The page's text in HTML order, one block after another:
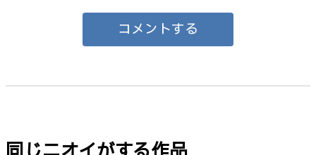
コメントする